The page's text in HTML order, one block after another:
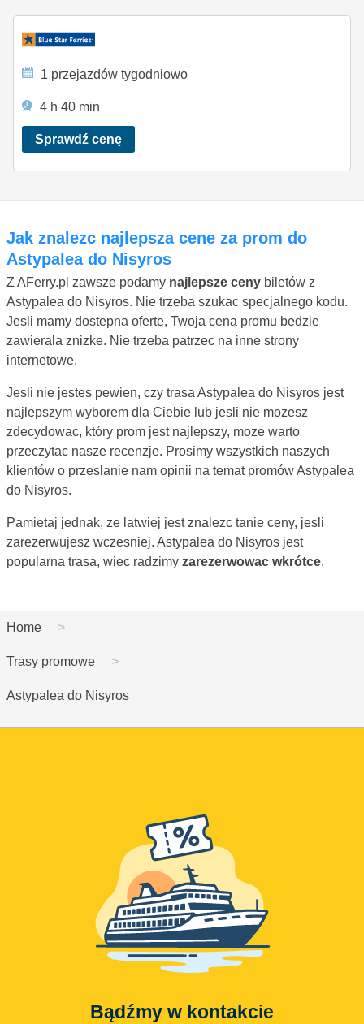
1 przejazdów tygodniowo
4 h 40 min
Sprawdź cenę
Jak znalezc najlepsza cene za prom do
Astypalea do Nisyros
Z AFerry.pl zawsze podamy najlepsze ceny biletów z
Astypalea do Nisyros. Nie trzeba szukac specjalnego kodu.
Jesli mamy dostepna oferte, Twoja cena promu bedzie
zawierala znizke. Nie trzeba patrzec na inne strony
internetowe.
Jesli nie jestes pewien, czy trasa Astypalea do Nisyros jest
najlepszym wyborem dla Ciebie lub jesli nie mozesz
zdecydowac, który prom jest najlepszy, moze warto
przeczytac nasze recenzje. Prosimy wszystkich naszych
klientów o przeslanie nam opinii na temat promów Astypalea
do Nisyros.
Pamietaj jednak, ze latwiej jest znalezc tanie ceny, jesli
zarezerwujesz wczesniej. Astypalea do Nisyros jest
popularna trasa, wiec radzimy zarezerwowac wkrótce.
Home
Trasy promowe
Astypalea do Nisyros
Bądźmy w kontakcie